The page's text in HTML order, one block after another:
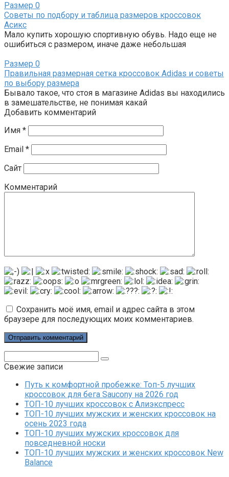
Размер 0
Советы по подбору и таблица размеров кроссовок
Асикс
Мало купить хорошую спортивную обувь. Надо еще не
ошибиться с размером, иначе даже небольшая
Размер 0
Правильная размерная сетка кроссовок Adidas и советы
по выбору размера
Бывало такое, что стоя в магазине Adidas вы находились
в замешательстве, не понимая какай
Добавить комментарий
Имя *
Email *
Сайт
Комментарий
Сохранить моё имя, email и адрес сайта в этом
браузере для последующих моих комментариев.
Свежие записи
Путь к комфортной пробежке: Топ-5 лучших
кроссовок для бега Saucony на 2026 год
ТОП-10 лучших кроссовок с Алиэкспресс
ТОП-10 лучших мужских и женских кроссовок на
осень 2023 года
ТОП-10 лучших мужских кроссовок для
повседневной носки
ТОП-10 лучших мужских и женских кроссовок New
Balance